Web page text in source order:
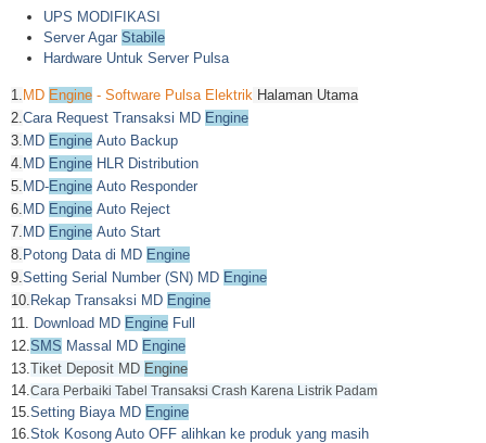
UPS MODIFIKASI
Server Agar Stabile
Hardware Untuk Server Pulsa
1. MD Engine - Software Pulsa Elektrik Halaman Utama
2. Cara Request Transaksi MD Engine
3. MD Engine Auto Backup
4. MD Engine HLR Distribution
5. MD-Engine Auto Responder
6. MD Engine Auto Reject
7. MD Engine Auto Start
8. Potong Data di MD Engine
9. Setting Serial Number (SN) MD Engine
10. Rekap Transaksi MD Engine
11. Download MD Engine Full
12. SMS Massal MD Engine
13. Tiket Deposit MD Engine
14. Cara Perbaiki Tabel Transaksi Crash Karena Listrik Padam
15. Setting Biaya MD Engine
16. Stok Kosong Auto OFF alihkan ke produk yang masih